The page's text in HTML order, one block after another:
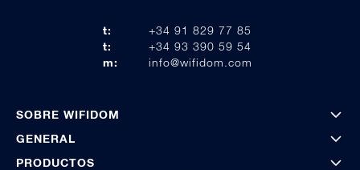
t:
+34 91 829 77 85
t:
+34 93 390 59 54
m:
info@wifidom.com
SOBRE WIFIDOM
GENERAL
PRODUCTOS